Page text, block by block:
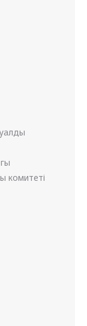
комитеті